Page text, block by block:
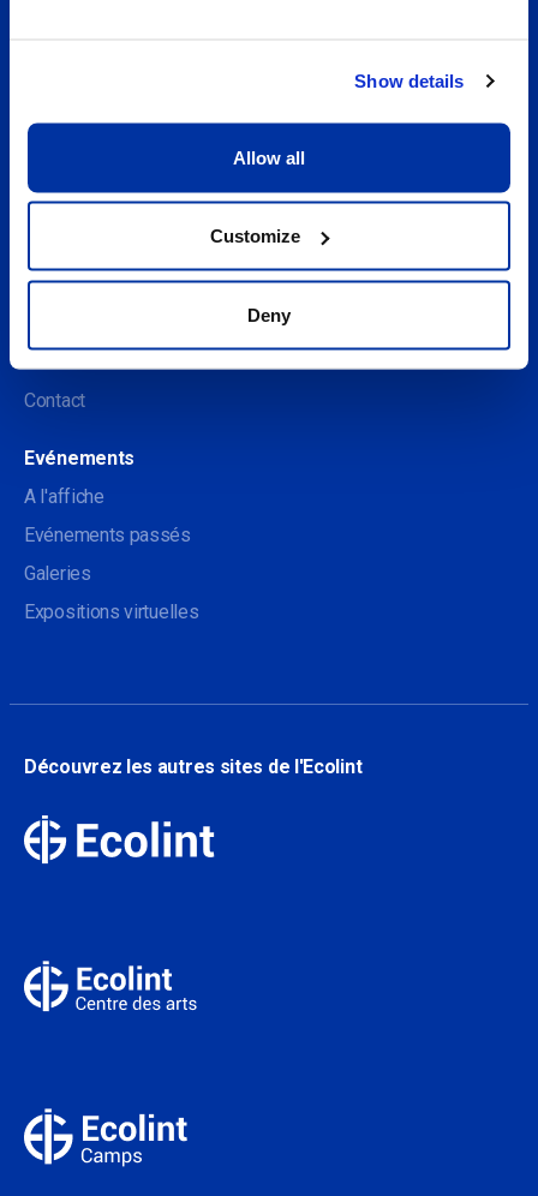
Show details
Allow all
Customize
Deny
À propos
Découvrez le Centre des arts
Soutenir le Centre des arts
Devenir membre
Contact
Evénements
A l'affiche
Evénements passés
Galeries
Expositions virtuelles
Découvrez les autres sites de l'Ecolint